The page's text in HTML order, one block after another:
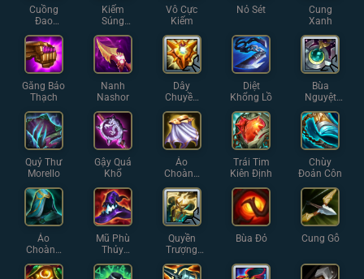
Cuồng
Đao
Guinsoo
Kiếm
Súng
Hextech
Vô Cực
Kiếm
Nỏ Sét
Cung
Xanh
Găng Bảo
Thạch
Nanh
Nashor
Dây
Chuyền
Iron Solari
Diệt
Khổng Lồ
Bùa
Nguyệt
Thạch
Quỷ Thư
Morello
Gậy Quá
Khổ
Áo
Choàng
Bạc
Trái Tim
Kiên Định
Chùy
Đoản Côn
Áo
Choàng
Thủy
Ngân
Mũ Phù
Thủy
Rabadon
Quyền
Trượng
Thánh
Quang
Bùa Đỏ Cung Gỗ